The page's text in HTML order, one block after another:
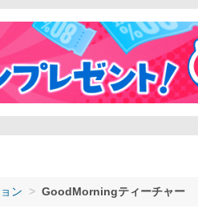
ン GoodMorningティーチャー